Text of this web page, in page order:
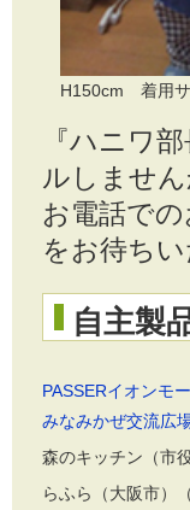
H150cm 着用
『ハニワ
ルしません
お電話で
をお待ちい
自主製
PASSERイオンモ
みなみかぜ交流広
森のキッチン（市
らふら（大阪市）